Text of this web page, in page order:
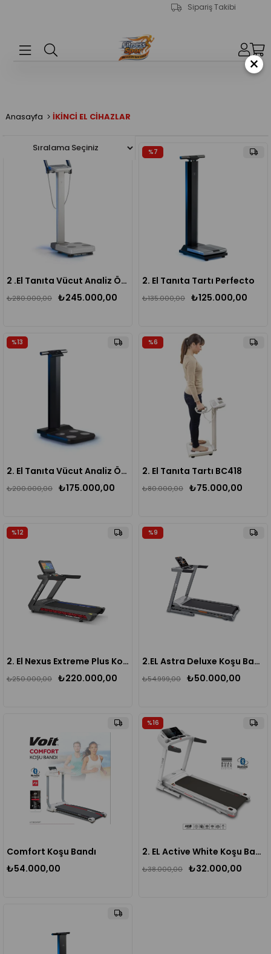
Sipariş Takibi
Anasayfa İKİNCİ EL CİHAZLAR
2 .El Tanıta Vücut Analiz Ölçüm Cihazı MC 780 MA
₺245.000,00
₺280.000,00
2. El Tanıta Tartı Perfecto
₺125.000,00
₺135.000,00
%7
2. El Tanıta Vücut Analiz Ölçüm Cihazı Tartı MC 580
₺175.000,00
₺200.000,00
%13
2. El Tanıta Tartı BC418
₺75.000,00
₺80.000,00
%6
2. El Nexus Extreme Plus Koşu Bandı
₺220.000,00
₺250.000,00
%12
2.EL Astra Deluxe Koşu Bandı
₺50.000,00
₺54.999,00
%9
Comfort Koşu Bandı
₺54.000,00
2. EL Active White Koşu Bandı
₺32.000,00
₺38.000,00
%16
×